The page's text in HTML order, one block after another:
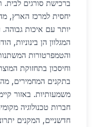
ברכישת סורגים
יחסית למרכז הארץ,
יותר עם איכות גבוהה.
המגלוון הן
והטמפרטורות
וחיסכון בתחזוקת
בתקנים המחמירים,
משמעותיות. באזור
חברות טכנולוגיה
חדשניים, המקנים